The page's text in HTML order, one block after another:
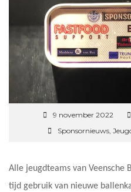
9 november 2022
Sponsornieuws,
Alle jeugdteams van Veensche
tijd gebruik van nieuwe